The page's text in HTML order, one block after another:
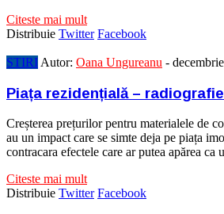
Citeste mai mult
Distribuie Twitter Facebook
STIRI Autor: Oana Ungureanu -
Piața rezidențială –
Creșterea prețurilor pentru materialele de
au un impact care se simte deja pe piața
contracara efectele care ar putea apărea ca
Citeste mai mult
Distribuie Twitter Facebook